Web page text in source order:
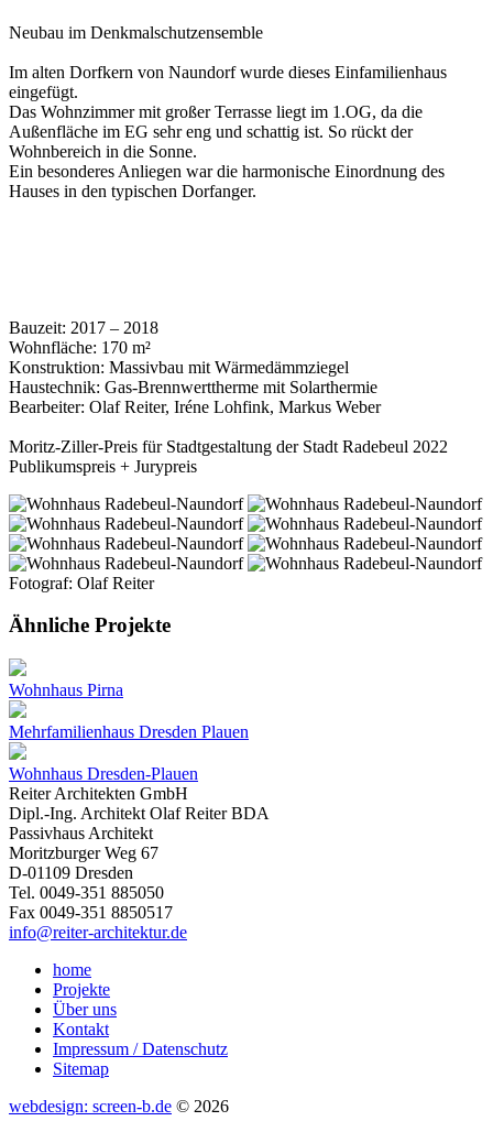
Neubau im Denkmalschutzensemble
Im alten Dorfkern von Naundorf wurde dieses Einfamilienhaus
eingefügt.
Das Wohnzimmer mit großer Terrasse liegt im 1.OG, da die
Außenfläche im EG sehr eng und schattig ist. So rückt der
Wohnbereich in die Sonne.
Ein besonderes Anliegen war die harmonische Einordnung des
Hauses in den typischen Dorfanger.
Bauzeit: 2017 – 2018
Wohnfläche: 170 m²
Konstruktion: Massivbau mit Wärmedämmziegel
Haustechnik: Gas-Brennwerttherme mit Solarthermie
Bearbeiter: Olaf Reiter, Iréne Lohfink, Markus Weber
Moritz-Ziller-Preis für Stadtgestaltung der Stadt Radebeul 2022
Publikumspreis + Jurypreis
Fotograf: Olaf Reiter
Ähnliche Projekte
Wohnhaus Pirna
Mehrfamilienhaus Dresden Plauen
Wohnhaus Dresden-Plauen
Reiter Architekten GmbH
Dipl.-Ing. Architekt Olaf Reiter BDA
Passivhaus Architekt
Moritzburger Weg 67
D-01109 Dresden
Tel. 0049-351 885050
Fax 0049-351 8850517
info@reiter-architektur.de
home
Projekte
Über uns
Kontakt
Impressum / Datenschutz
Sitemap
webdesign: screen-b.de © 2026